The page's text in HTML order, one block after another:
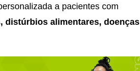
a pacientes com
distúrbios alimentares, doenças